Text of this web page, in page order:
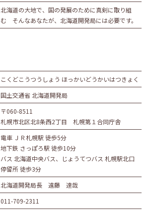
北海道の大地で、国の発展のために真剣に取り組
む そんなあなたが、北海道開発局には必要です。
こくどこうつうしょう ほっかいどうかいはつきょく
国土交通省 北海道開発局
〒060-8511
札幌市北区北8条西2丁目 札幌第１合同庁舎
電車 ＪＲ札幌駅 徒歩5分
地下鉄 さっぽろ駅 徒歩10分
バス 北海道中央バス、じょうてつバス 札幌駅北口
停留所 徒歩3分
北海道開発局長 遠藤 達哉
011-709-2311